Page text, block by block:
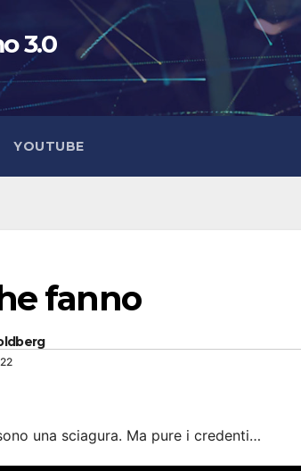
3.0
YOUTUBE
fanno
una sciagura. Ma pure i credenti…